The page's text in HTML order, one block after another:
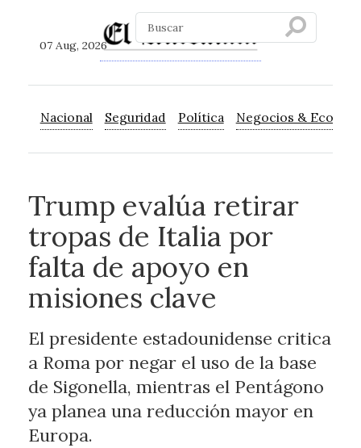
07 Aug, 2026
Nacional Seguridad Política Negocios &
Trump evalúa retirar
tropas de Italia por
falta de apoyo en
misiones clave
El presidente estadounidense critica
a Roma por negar el uso de la base
de Sigonella, mientras el Pentágono
ya planea una reducción mayor en
Europa.